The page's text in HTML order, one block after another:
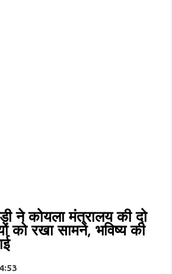
ने कोयला मंत्रालय की दो
को रखा सामने, भविष्य की